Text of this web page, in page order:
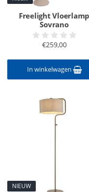
Freelight Vloerlamp
Sovrano
€259,00
In winkelwagen
NIEUW